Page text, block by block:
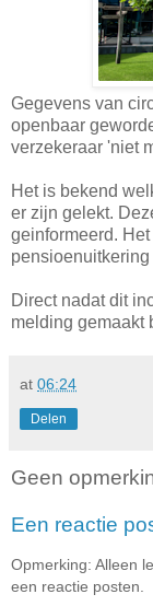
Gegevens van
openbaar
verzekeraar 'niet
Het is bekend
er zijn gelekt.
geinformeerd.
Direct nadat dit
melding gemaakt
at 06:24
Delen
Geen
Een reactie
Opmerking: Alleen
een reactie posten.